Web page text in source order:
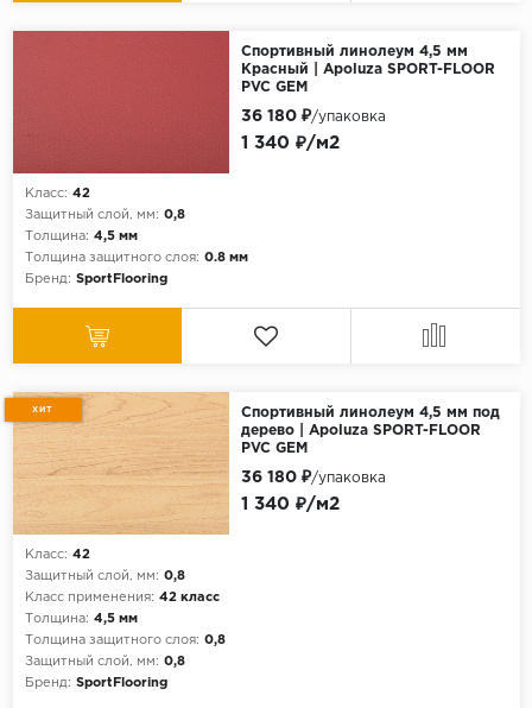
Спортивный линолеум 4,5 мм
Красный | Apoluza SPORT-FLOOR
PVC GEM
Класс: 42
Защитный слой, мм: 0,8
Толщина: 4,5 мм
Толщина защитного слоя: 0.8 мм
Бренд: SportFlooring
1 340 ₽/м2
36 180 ₽/упаковка
ХИТ
Спортивный линолеум 4,5 мм под
дерево | Apoluza SPORT-FLOOR
PVC GEM
Класс: 42
Защитный слой, мм: 0,8
Класс применения: 42 класс
Толщина: 4,5 мм
Толщина защитного слоя: 0,8
Защитный слой, мм: 0,8
Бренд: SportFlooring
1 340 ₽/м2
36 180 ₽/упаковка